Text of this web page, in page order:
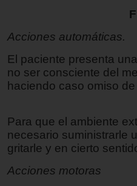
Acciones automáticas.
El paciente presenta
no ser consciente del
haciendo caso omiso
Para que el ambiente
necesario suministrarle
gritarle y en cierto
Acciones motoras